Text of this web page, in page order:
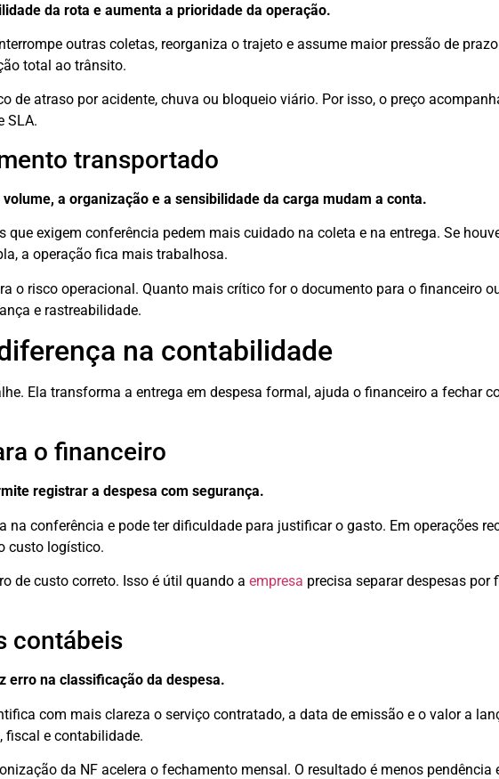
da rota e aumenta a prioridade da operação.
outras coletas, reorganiza o trajeto e assume maior pressão de
total ao trânsito.
de atraso por acidente, chuva ou bloqueio viário. Por isso, o preço
SLA.
transportado
a organização e a sensibilidade da carga mudam a conta.
exigem conferência pedem mais cuidado na coleta e na entrega. Se
a operação fica mais trabalhosa.
o risco operacional. Quanto mais crítico for o documento para o financeiro
e rastreabilidade.
na contabilidade
Ela transforma a entrega em despesa formal, ajuda o financeiro a fechar
o financeiro
registrar a despesa com segurança.
na conferência e pode ter dificuldade para justificar o gasto. Em operações
custo logístico.
de custo correto. Isso é útil quando a empresa precisa separar despesas por
contábeis
erro na classificação da despesa.
com mais clareza o serviço contratado, a data de emissão e o valor a
fiscal e contabilidade.
da NF acelera o fechamento mensal. O resultado é menos pendência